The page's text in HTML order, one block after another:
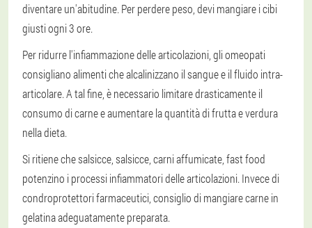
diventare un'abitudine. Per perdere peso, devi mangiare i cibi
giusti ogni 3 ore.
Per ridurre l'infiammazione delle articolazioni, gli omeopati
consigliano alimenti che alcalinizzano il sangue e il fluido intra-
articolare. A tal fine, è necessario limitare drasticamente il
consumo di carne e aumentare la quantità di frutta e verdura
nella dieta.
Si ritiene che salsicce, salsicce, carni affumicate, fast food
potenzino i processi infiammatori delle articolazioni. Invece di
condroprotettori farmaceutici, consiglio di mangiare carne in
gelatina adeguatamente preparata.